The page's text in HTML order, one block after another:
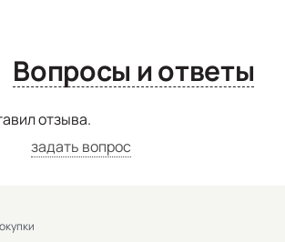
Вопросы и ответы
отзыва.
задать вопрос